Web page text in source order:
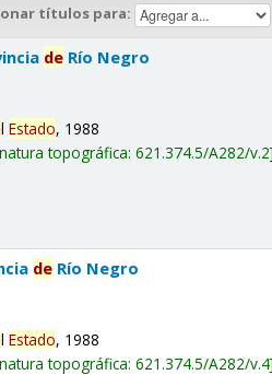
títulos para:
de Río Negro
lEstado, 1988
topográfica:621.374.5/A282/v.2
de Río Negro
lEstado, 1988
topográfica:621.374.5/A282/v.4